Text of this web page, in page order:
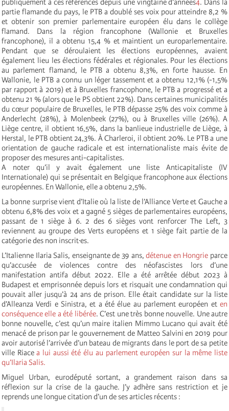
publiquement à ces références depuis une vingtaine d’années4. Dans la
partie flamande du pays, le PTB a doublé ses voix pour atteindre 8,2 %
et obtenir son premier parlementaire européen élu dans le collège
flamand. Dans la région francophone (Wallonie et Bruxelles
francophone), il a obtenu 15,4 % et maintient un europarlementaire.
Pendant que se déroulaient les élections européennes, avaient
également lieu les élections fédérales et régionales. Pour les élections
au parlement flamand, le PTB a obtenu 8,3%, en forte hausse. En
Wallonie, le PTB a connu un léger tassement et a obtenu 12,1% (-1,5%
par rapport à 2019) et à Bruxelles francophone, le PTB a progressé et a
obtenu 21 % (alors que le PS obtient 22%). Dans certaines municipalités
du cœur populaire de Bruxelles, le PTB dépasse 25% des voix comme à
Anderlecht (28%), à Molenbeek (27%), ou à Bruxelles ville (26%). A
Liège centre, il obtient 16,5%, dans la banlieue industrielle de Liège, à
Herstal, le PTB obtient 24,3%. À Charleroi, il obtient 20%. Le PTB a une
orientation de gauche radicale et est internationaliste mais évite de
proposer des mesures anti-capitalistes.
A noter qu’il y avait également une liste Anticapitaliste (IV
Internationale) qui se présentait en Belgique francophone aux élections
européennes. En Wallonie, elle a obtenu 2,5%.
La bonne surprise vient d’Italie où la liste de l’Alliance Verte et Gauche a
obtenu 6,8% des voix et a gagné 5 sièges de parlementaires européens,
passant de 1 siège à 6. 2 des 6 sièges vont renforcer The Left, 3
reviennent au groupe des Verts européens et 1 siège fait partie de la
catégorie des non inscrit·es.
L’Italienne Ilaria Salis, enseignante de 39 ans,détenue en Hongrie parce
qu’accusée de violences contre des néofascistes lors d’une
manifestation antifa début 2022. Elle a été arrêtée début 2023 à
Budapest et emprisonnée depuis lors et risquait une condamnation qui
pouvait aller jusqu’à 24 ans de prison. Elle était candidate sur la liste
d’Alleanza Verdi e Sinistra, et a été élue au parlement européen et en
conséquence elle a été libérée. C’est une très bonne nouvelle. Une autre
bonne nouvelle, c’est qu’un maire italien Mimmo Lucano qui avait été
menacé de prison par le gouvernement de Matteo Salvini en 2019 pour
avoir autorisé l’arrivée d’un bateau de migrants dans le port de sa petite
ville Riacea lui aussi été élu au parlement européen sur la même liste
qu’Ilaria Salis.
Miguel Urban, eurodéputé sortant, a grandement raison dans sa
réflexion sur la crise de la gauche. J’y adhère sans restriction et je
reprends une longue citation d’un de ses articles récents :